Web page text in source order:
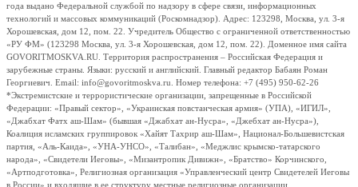
года выдано Федеральной службой по надзору в сфере связи, информационных
технологий и массовых коммуникаций (Роскомнадзор). Адрес: 123298, Москва, ул. 3-я
Хорошевская, дом 12, пом. 22. Учредитель Общество с ограниченной ответственностью
«РУ ФМ» (123298 Москва, ул. 3-я Хорошевская, дом 12, пом. 22). Доменное имя сайта
GOVORITMOSKVA.RU. Территория распространения – Российская Федерация и
зарубежные страны. Языки: русский и английский. Главный редактор Бабаян Роман
Георгиевич. Email: info@govoritmoskva.ru. Номер телефона: +7 (495) 950-62-26
*Экстремистские и террористические организации, запрещенные в Российской
Федерации: «Правый сектор», «Украинская повстанческая армия» (УПА), «ИГИЛ»,
«Джабхат Фатх аш-Шам» (бывшая «Джабхат ан-Нусра», «Джебхат ан-Нусра»),
Коалиция исламских группировок «Хайят Тахрир аш-Шам», Национал-Большевистская
партия, «Аль-Каида», «УНА-УНСО», «Талибан», «Меджлис крымско-татарского
народа», «Свидетели Иеговы», «Мизантропик Дивижн», «Братство» Корчинского,
«Артподготовка», Религиозная организация «Управленческий центр Свидетелей Иеговы
в России» и входящие в ее структуру местные религиозные организации.